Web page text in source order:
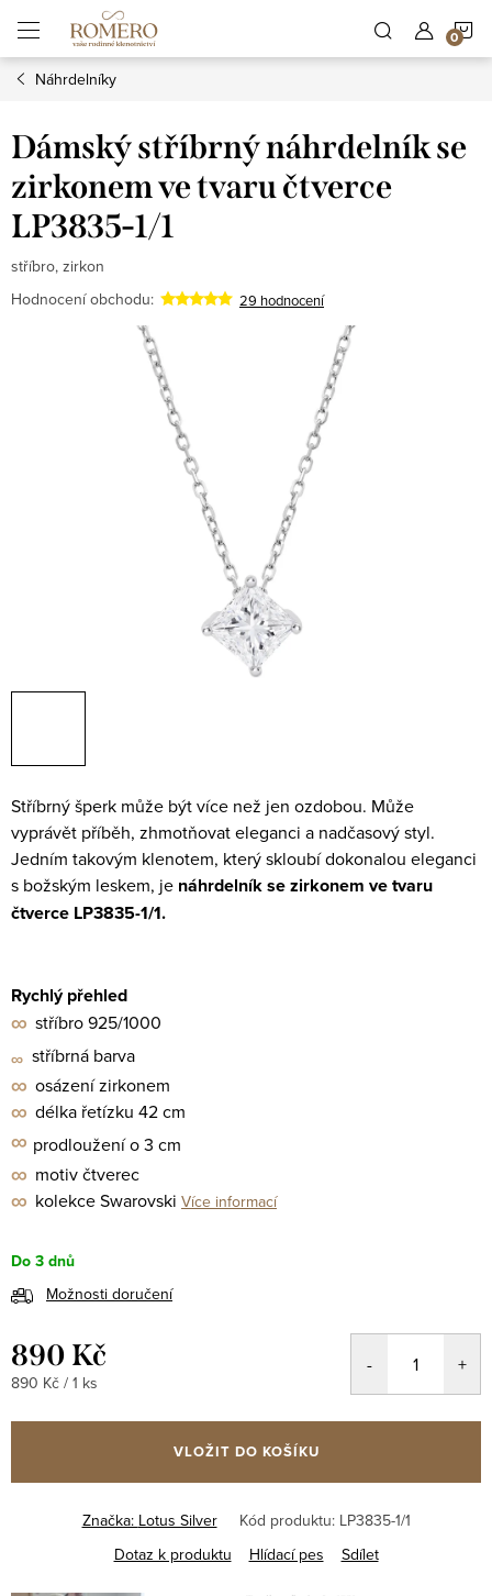
obsah
Náhrdelníky
Dámský stříbrný náhrdelník se
zirkonem ve tvaru čtverce
LP3835-1/1
stříbro, zirkon
Hodnocení obchodu:
29 hodnocení
Stříbrný šperk může být více než jen ozdobou. Může
vyprávět příběh, zhmotňovat eleganci a nadčasový styl.
Jedním takovým klenotem, který skloubí dokonalou eleganci
s božským leskem, je náhrdelník se zirkonem ve tvaru
čtverce LP3835-1/1.
Rychlý přehled
∞ stříbro 925/1000
∞ stříbrná barva
∞ osázení zirkonem
∞ délka řetízku 42 cm
∞ prodloužení o 3 cm
∞ motiv čtverec
∞ kolekce Swarovski Více informací
Do 3 dnů
Možnosti doručení
890 Kč
Měrná
890 Kč / 1 ks
VLOŽIT DO KOŠÍKU
Značka: Lotus Silver Kód produktu: LP3835-1/1
Dotaz k produktu
Hlídací pes Sdílet